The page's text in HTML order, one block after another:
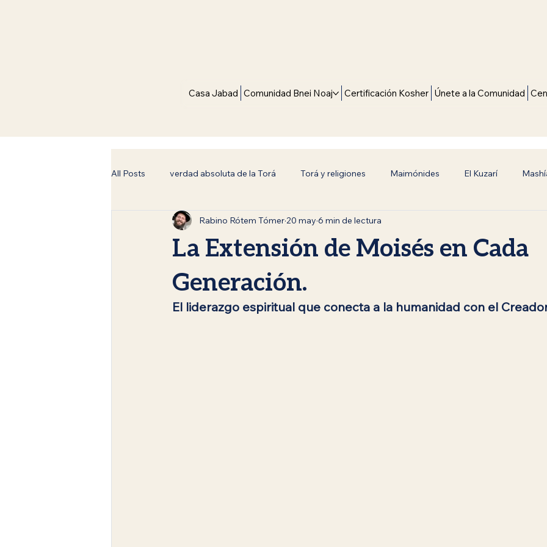
Casa Jabad Comunidad Bnei Noaj Certificación Kosher Únete a la Comunidad
All Posts verdad absoluta de la Torá Torá y religiones Maimónides El Kuzarí
Filosofía y Judaísmo Espiritualidad Universal Bnei Noaj (Hijos de Noaj)
Inspiración y Fe Siete Leyes Universales
La Extensión de Moisés en Cada
Generación.
Rabino Rótem Tómer20 may 6 min de lectura
El liderazgo espiritual que conecta a la humanidad con el